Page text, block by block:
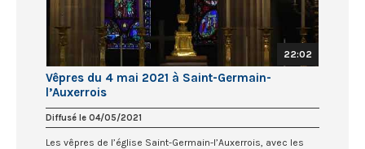
22:02
Vêpres du 4 mai 2021 à Saint-Germain-
l’Auxerrois
Diffusé le 04/05/2021
Les vêpres de l’église Saint-Germain-l’Auxerrois, avec les